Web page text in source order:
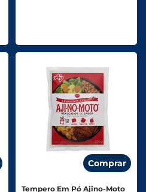
Comprar
Tempero Em Pó Ajino-Moto